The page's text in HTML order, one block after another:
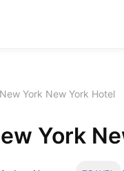
York New York Hotel
York